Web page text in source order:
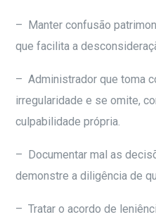
– Manter confusão
que facilita a
– Administrador que toma
irregularidade e se omite,
culpabilidade própria.
– Documentar mal as
demonstre a diligência de
– Tratar o acordo de